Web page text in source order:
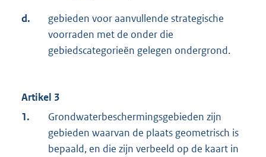
d.
gebieden voor aanvullende strategische
voorraden met de onder die
gebiedscategorieën gelegen ondergrond.
Artikel 3
1.
Grondwaterbeschermingsgebieden zijn
gebieden waarvan de plaats geometrisch is
bepaald, en die zijn verbeeld op de kaart in